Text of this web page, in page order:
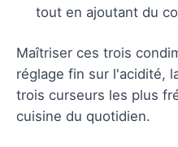
tout en ajoutant du
Maîtriser ces trois
réglage fin sur l'acidité,
trois curseurs les plus
cuisine du quotidien.